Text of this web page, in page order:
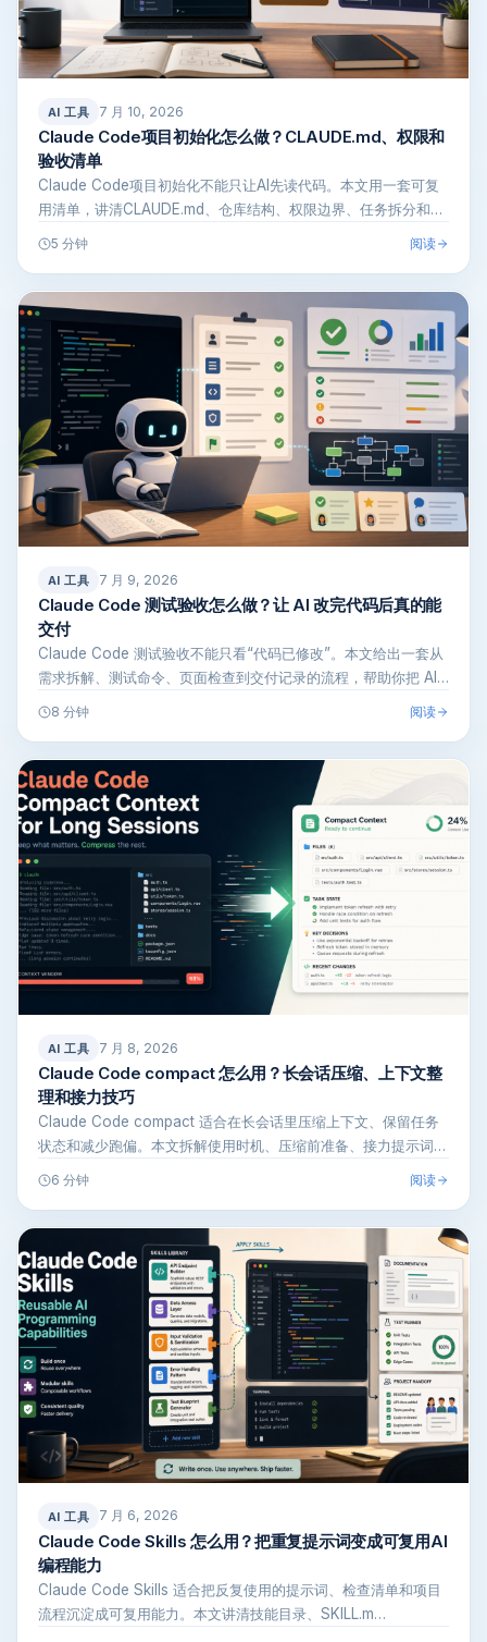
AI 工具 7 月 10, 2026
Claude Code项目初始化怎么做？CLAUDE.md、权限和
验收清单
Claude Code项目初始化不能只让AI先读代码。本文用一套可复
用清单，讲清CLAUDE.md、仓库结构、权限边界、任务拆分和…
5 分钟 阅读
AI 工具 7 月 9, 2026
Claude Code 测试验收怎么做？让 AI 改完代码后真的能
交付
Claude Code 测试验收不能只看“代码已修改”。本文给出一套从
需求拆解、测试命令、页面检查到交付记录的流程，帮助你把 AI…
8 分钟 阅读
AI 工具 7 月 8, 2026
Claude Code compact 怎么用？长会话压缩、上下文整
理和接力技巧
Claude Code compact 适合在长会话里压缩上下文、保留任务
状态和减少跑偏。本文拆解使用时机、压缩前准备、接力提示词…
6 分钟 阅读
AI 工具 7 月 6, 2026
Claude Code Skills 怎么用？把重复提示词变成可复用AI
编程能力
Claude Code Skills 适合把反复使用的提示词、检查清单和项目
流程沉淀成可复用能力。本文讲清技能目录、SKILL.m…